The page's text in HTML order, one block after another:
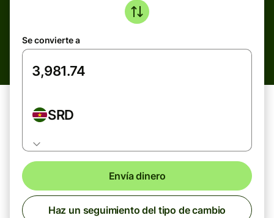
Se convierte a
SRD
Envía dinero
Haz un seguimiento del tipo de cambio